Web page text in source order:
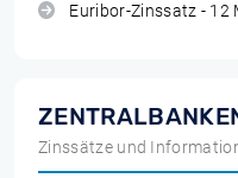
Euribor-Zinssatz - 12
Zinssätze und